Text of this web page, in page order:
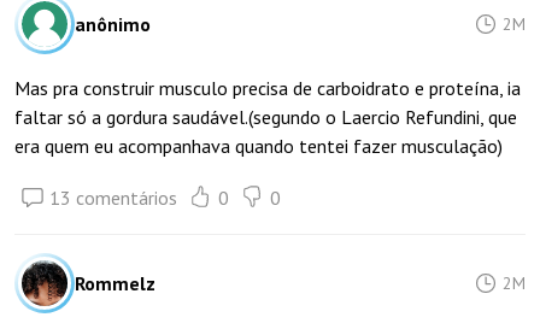
anônimo 2M
Mas pra construir musculo precisa de carboidrato e proteína, ia
faltar só a gordura saudável.(segundo o Laercio Refundini, que
era quem eu acompanhava quando tentei fazer musculação)
13 comentários 0 0
Rommelz 2M